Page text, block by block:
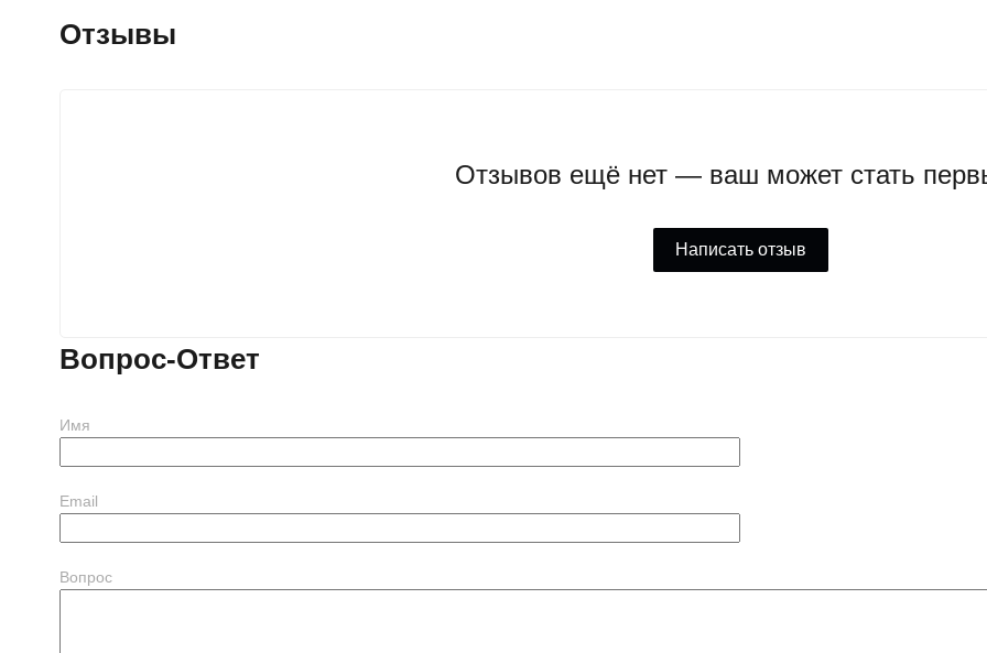
Отзывы
Отзывов ещё нет — ваш может стать
Написать отзыв
Вопрос-Ответ
Имя
Email
Вопрос